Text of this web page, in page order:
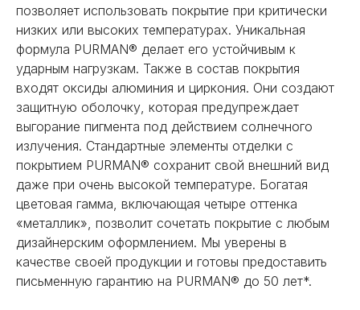
позволяет использовать покрытие при критически
низких или высоких температурах. Уникальная
формула PURMAN® делает его устойчивым к
ударным нагрузкам. Также в состав покрытия
входят оксиды алюминия и циркония. Они создают
защитную оболочку, которая предупреждает
выгорание пигмента под действием солнечного
излучения. Стандартные элементы отделки с
покрытием PURMAN® сохранит свой внешний вид
даже при очень высокой температуре. Богатая
цветовая гамма, включающая четыре оттенка
«металлик», позволит сочетать покрытие с любым
дизайнерским оформлением. Мы уверены в
качестве своей продукции и готовы предоставить
письменную гарантию на PURMAN® до 50 лет*.
НЕ НАШЛИ НУЖНОЕ
ИЛИ НУЖНА ПОМОЩЬ